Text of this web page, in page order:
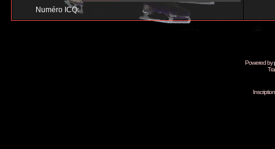
Numéro ICQ:
Powered by